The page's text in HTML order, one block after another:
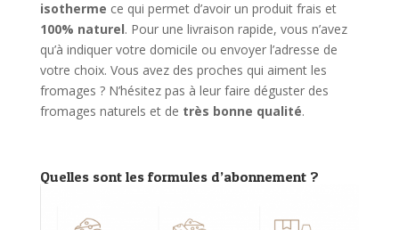
isotherme ce qui permet d’avoir un produit frais et
100% naturel. Pour une livraison rapide, vous n’avez
qu’à indiquer votre domicile ou envoyer l’adresse de
votre choix. Vous avez des proches qui aiment les
fromages ? N’hésitez pas à leur faire déguster des
fromages naturels et de très bonne qualité.
Quelles sont les formules d’abonnement ?